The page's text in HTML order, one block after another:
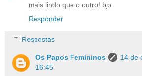
mais lindo que o outro! bjo
Responder
Respostas
Os Papos Femininos
14 de
16:45